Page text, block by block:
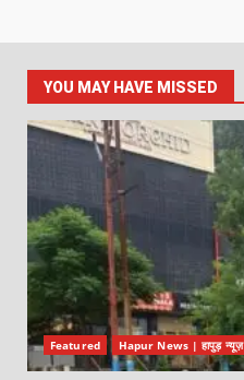
YOU MAY HAVE MISSED
Featured Hapur News | हापुड़ न्यूज़